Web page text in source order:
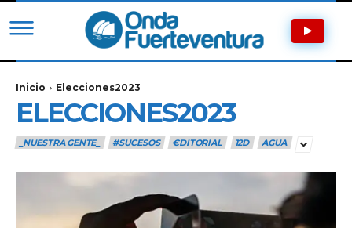
Inicio Elecciones2023
ELECCIONES2023
_NUESTRA GENTE_ #SUCESOS €DITORIAL 12D AGUA